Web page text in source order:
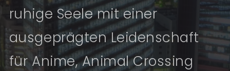
ruhige Seele mit einer
ausgeprägten Leidenschaft
für Anime, Animal Crossing